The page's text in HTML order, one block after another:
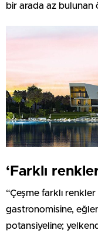
bir arada az bulunan
‘Farklı
“Çeşme farklı renkler
gastronomisine,
potansiyeline;